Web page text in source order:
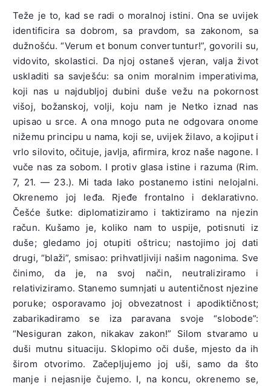
Teže je to, kad se radi o moralnoj istini. Ona se uvijek
identificira sa dobrom, sa pravdom, sa zakonom, sa
dužnošću. “Verum et bonum convertuntur!”, govorili su,
vidovito, skolastici. Da njoj ostaneš vjeran, valja život
uskladiti sa savješću: sa onim moralnim imperativima,
koji nas u najdubljoj dubini duše vežu na pokornost
višoj, božanskoj, volji, koju nam je Netko iznad nas
upisao u srce. A ona mnogo puta ne odgovara onome
nižemu principu u nama, koji se, uvijek žilavo, a kojiput i
vrlo silovito, očituje, javlja, afirmira, kroz naše nagone. I
vuče nas za sobom. I protiv glasa istine i razuma (Rim.
7, 21. — 23.). Mi tada lako postanemo istini nelojalni.
Okrenemo joj leđa. Rjeđe frontalno i deklarativno.
Češće šutke: diplomatiziramo i taktiziramo na njezin
račun. Kušamo je, koliko nam to uspije, potisnuti iz
duše; gledamo joj otupiti oštricu; nastojimo joj dati
drugi, “blaži”, smisao: prihvatljiviji našim nagonima. Sve
činimo, da je, na svoj način, neutraliziramo i
relativiziramo. Stanemo sumnjati u autentičnost njezine
poruke; osporavamo joj obvezatnost i apodiktičnost;
zabarikadiramo se iza paravana svoje “slobode”:
“Nesiguran zakon, nikakav zakon!” Silom stvaramo u
duši mutnu situaciju. Sklopimo oči duše, mjesto da ih
širom otvorimo. Začepljujemo joj uši, samo da što
manje i nejasnije čujemo. I, na koncu, okrenemo se,